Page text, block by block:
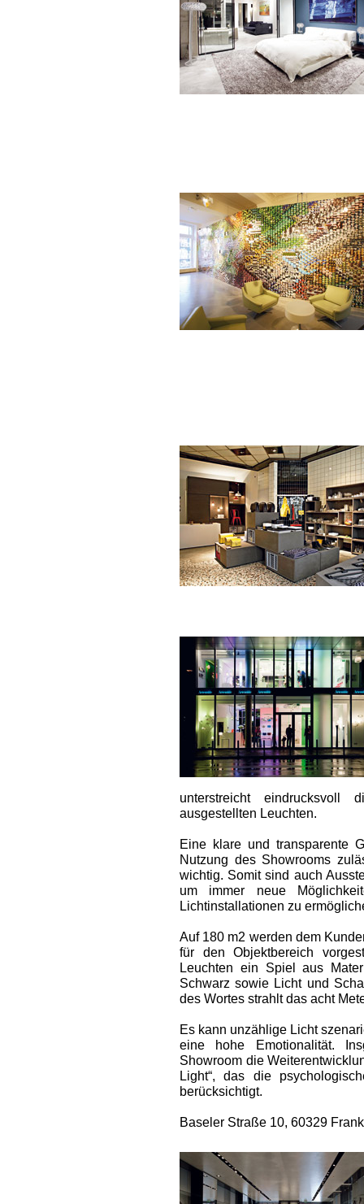
unterstreicht
ausgestellten Leuchten.
Eine klare und transparente
Nutzung des Showrooms
wichtig. Somit sind auch
um immer neue
Lichtinstallationen zu
Auf 180 m2 werden dem
für den Objektbereich
Leuchten ein Spiel aus
Schwarz sowie Licht und
des Wortes strahlt das acht
Es kann unzählige Licht
eine hohe Emotionalität.
Showroom die
Light“, das die
berücksichtigt.
Baseler Straße 10, 60329